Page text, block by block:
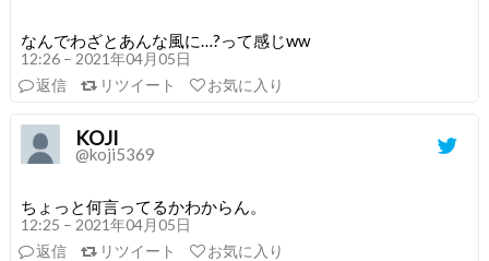
なんでわざとあんな風に…?って感じww
12:26 – 2021年04月05日
返信
リツイート お気に入り
KOJI
@koji5369
ちょっと何言ってるかわからん。
12:25 – 2021年04月05日
返信
リツイート お気に入り